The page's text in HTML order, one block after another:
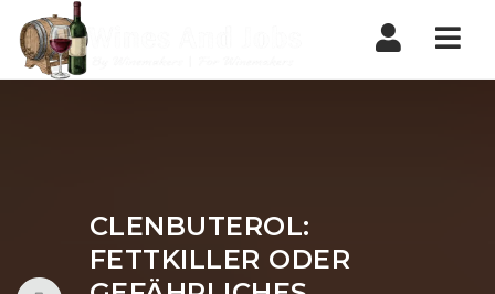
CLENBUTEROL:
FETTKILLER ODER